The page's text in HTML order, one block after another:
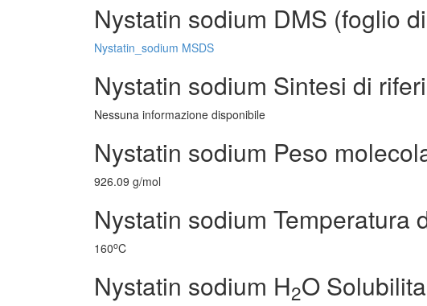
Nystatin sodium DMS (foglio
Nystatin_sodium MSDS
Nystatin sodium Sintesi di
Nessuna informazione disponibile
Nystatin sodium Peso
926.09 g/mol
Nystatin sodium Temperatura
160oC
Nystatin sodium H2O Solubilita